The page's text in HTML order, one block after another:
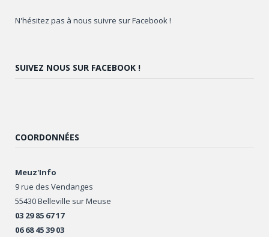
N'hésitez pas à nous suivre sur Facebook !
SUIVEZ NOUS SUR FACEBOOK !
COORDONNÉES
Meuz'Info
9 rue des Vendanges
55430 Belleville sur Meuse
03 29 85 67 17
06 68 45 39 03